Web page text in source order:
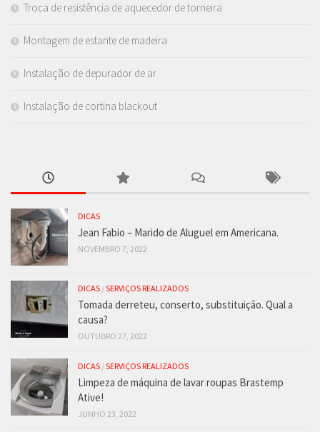
Troca de resistência de aquecedor de torneira
Montagem de estante de madeira
Instalação de depurador de ar
Instalação de cortina blackout
DICAS
Jean Fabio – Marido de Aluguel em Americana.
NOVEMBRO 7, 2022
DICAS /SERVIÇOS REALIZADOS
Tomada derreteu, conserto, substituição. Qual a
causa?
OUTUBRO 27, 2022
DICAS /SERVIÇOS REALIZADOS
Limpeza de máquina de lavar roupas Brastemp
Ative!
JUNHO 23, 2022